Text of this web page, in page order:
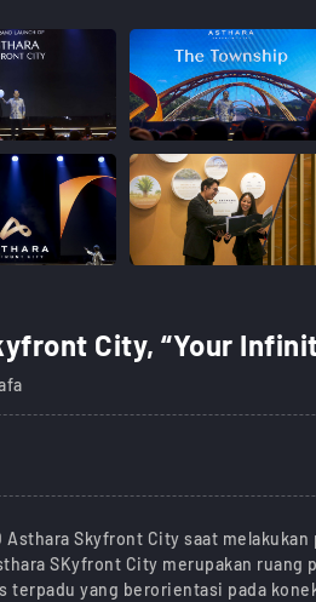
City, “Your
Asthara Skyfront City saat
SKyfront City merupakan ruang
terpadu yang berorientasi pada